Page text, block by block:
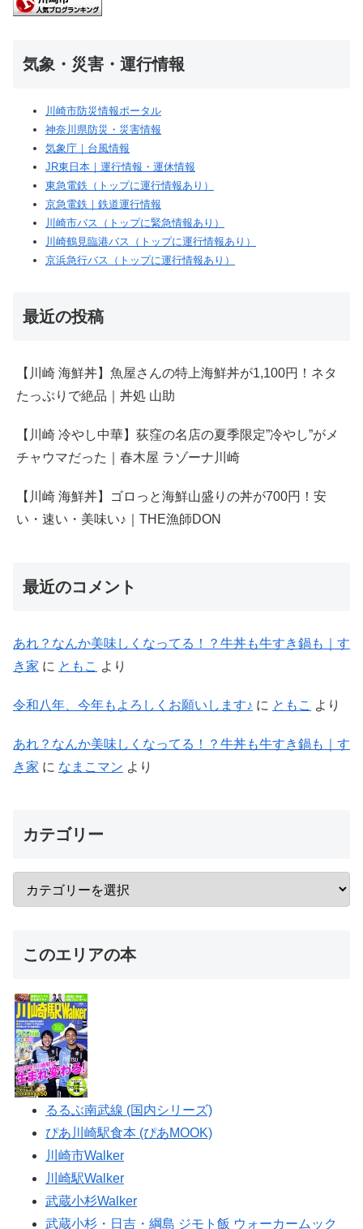
気象・災害・運行情報
川崎市防災情報ポータル
神奈川県防災・災害情報
気象庁｜台風情報
JR東日本｜運行情報・運休情報
東急電鉄（トップに運行情報あり）
京急電鉄｜鉄道運行情報
川崎市バス（トップに緊急情報あり）
川崎鶴見臨港バス（トップに運行情報あり）
京浜急行バス（トップに運行情報あり）
最近の投稿
【川崎 海鮮丼】魚屋さんの特上海鮮丼が1,100円！ネタ
たっぷりで絶品｜丼処 山助
【川崎 冷やし中華】荻窪の名店の夏季限定”冷やし”がメ
チャウマだった｜春木屋 ラゾーナ川崎
【川崎 海鮮丼】ゴロっと海鮮山盛りの丼が700円！安
い・速い・美味い♪｜THE漁師DON
最近のコメント
あれ？なんか美味しくなってる！？牛丼も牛すき鍋も｜す
き家 に ともこ より
令和八年、今年もよろしくお願いします♪ に ともこ より
あれ？なんか美味しくなってる！？牛丼も牛すき鍋も｜す
き家 に なまこマン より
カテゴリー
このエリアの本
るるぶ南武線 (国内シリーズ)
ぴあ川崎駅食本 (ぴあMOOK)
川崎市Walker
川崎駅Walker
武蔵小杉Walker
武蔵小杉・日吉・綱島 ジモト飯 ウォーカームック